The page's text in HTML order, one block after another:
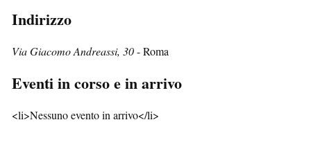
Indirizzo
Via Giacomo Andreassi, 30- Roma
Eventi in corso e in arrivo
<li>Nessuno evento in arrivo</li>